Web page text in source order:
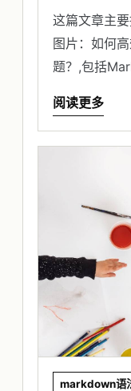
这篇文章主
图片：如何
题？,包括
阅读更多
markdown语